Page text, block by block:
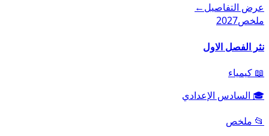
عرض التفاصيل←
ملخص2027
نثر الفصل الاول
📖 كيمياء
🎓 السادس الإعدادي
📂 ملخص